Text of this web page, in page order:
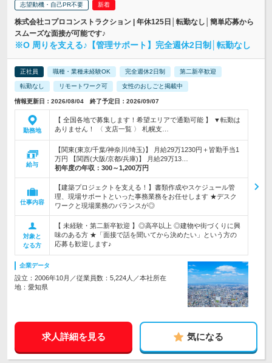
志望動機・自己PR不要
株式会社コプロコンストラクション | 年休125日│転勤なし│簡単応募から
スムーズな面接が可能です♪
※O 周りを支える♪【管理サポート】完全週休2日制│転勤なし
正社員 職種・業種未経験OK 完全週休2日制 第二新卒歓迎
転勤なし リモートワーク可 女性のおしごと掲載中
情報更新日：2026/08/04 終了予定日：2026/09/07
勤務地
【 全国各地で募集します！希望エリアで通勤可能 】 ▼転勤は
ありません！ 〈 支店一覧 〉 札幌支…
給与
【関東(東京/千葉/神奈川/埼玉)】 月給29万1230円＋皆勤手当1
万円 【関西(大阪/京都/兵庫)】 月給29万13…
初年度の年収： 300～1,200万円
仕事内容
【建築プロジェクトを支える！】書類作成やスケジュール管
理、現場サポートといった事務業務をお任せします ★デスク
ワークと現場業務のバランスが◎
対象と
なる方
【 未経験・第二新卒歓迎 】◎高卒以上 ◎建物や街づくりに興
味のある方 ★「面接で話を聞いてから決めたい」という方の
応募も歓迎します♪
企業データ
設立：2006年10月／従業員数：5,224人／本社所在
地：愛知県
求人詳細を見る 気になる